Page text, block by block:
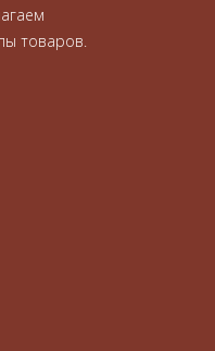
товаров.